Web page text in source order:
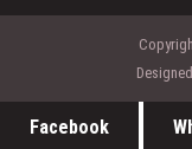
Facebook